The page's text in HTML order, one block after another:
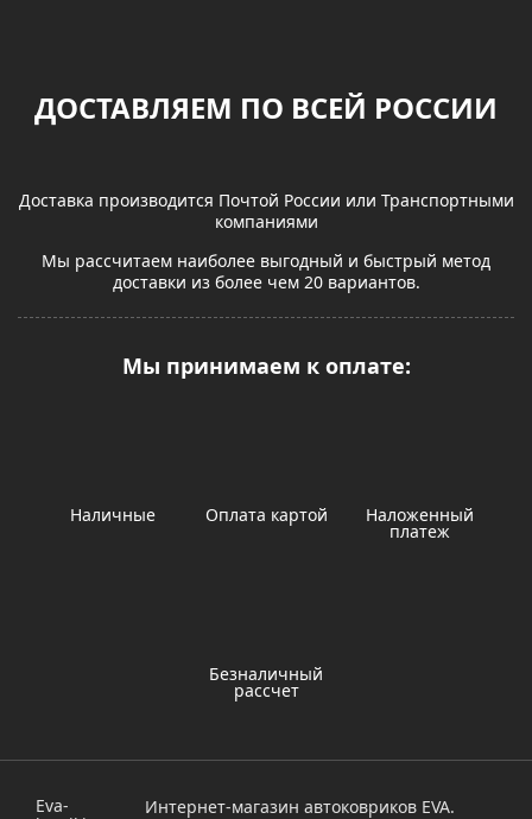
ДОСТАВЛЯЕМ ПО ВСЕЙ РОССИИ
Доставка производится Почтой России или Транспортными
компаниями
Мы рассчитаем наиболее выгодный и быстрый метод
доставки из более чем 20 вариантов.
Мы принимаем к оплате:
Наличные Оплата картой Наложенный
платеж
Безналичный
рассчет
Eva-
Интернет-магазин автоковриков EVA.